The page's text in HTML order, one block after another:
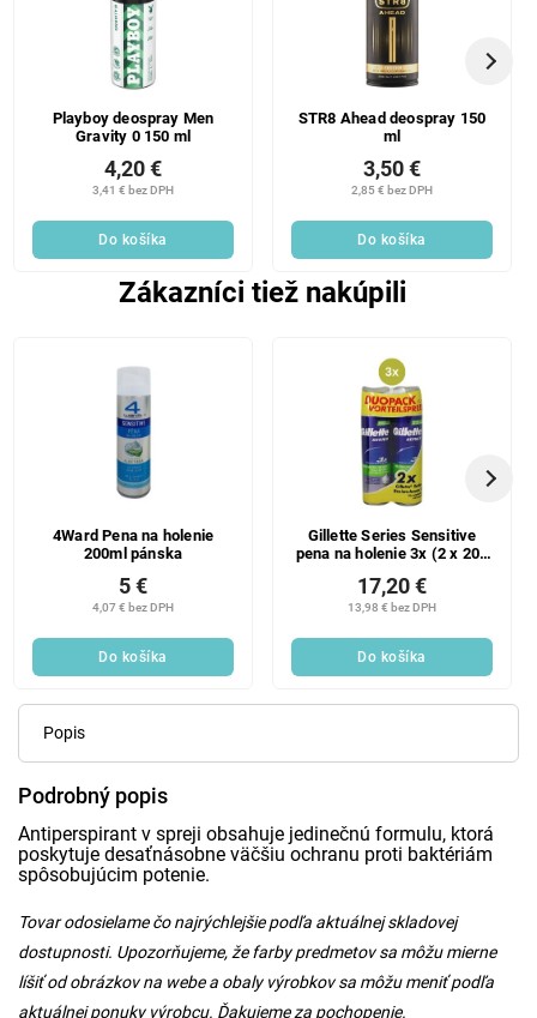
Playboy deospray Men
Gravity 0 150 ml
3,41 € bez DPH
4,20 €
Do košíka
STR8 Ahead deospray 150
ml
2,85 € bez DPH
3,50 €
Do košíka
Zákazníci tiež nakúpili
4Ward Pena na holenie
200ml pánska
4,07 € bez DPH
5 €
Do košíka
Gillette Series Sensitive
pena na holenie 3x (2 x 200
13,98 € bez DPH
17,20 €
Do košíka
Popis
Podrobný popis
Antiperspirant v spreji obsahuje jedinečnú formulu, ktorá
poskytuje desaťnásobne väčšiu ochranu proti baktériám
spôsobujúcim potenie.
Tovar odosielame čo najrýchlejšie podľa aktuálnej skladovej
dostupnosti. Upozorňujeme, že farby predmetov sa môžu mierne
líšiť od obrázkov na webe a obaly výrobkov sa môžu meniť podľa
aktuálnej ponuky výrobcu. Ďakujeme za pochopenie.